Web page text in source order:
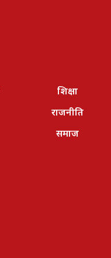
शिक्षा
राजनीति
समाज